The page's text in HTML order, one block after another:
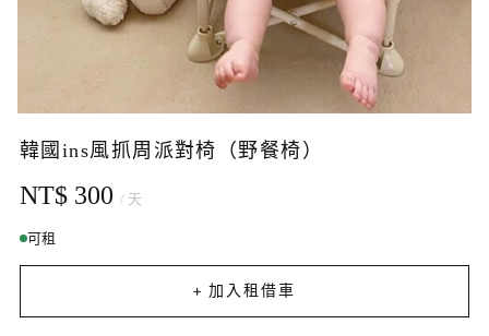
韓國ins風抓周派對椅（野餐椅）
NT$ 300 / 天
可租
+ 加入租借車